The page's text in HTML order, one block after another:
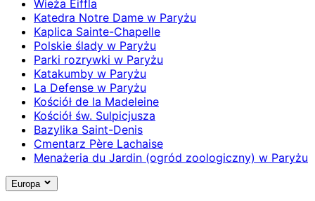
Wieża Eiffla
Katedra Notre Dame w Paryżu
Kaplica Sainte-Chapelle
Polskie ślady w Paryżu
Parki rozrywki w Paryżu
Katakumby w Paryżu
La Defense w Paryżu
Kościół de la Madeleine
Kościół św. Sulpicjusza
Bazylika Saint-Denis
Cmentarz Père Lachaise
Menażeria du Jardin (ogród zoologiczny) w Paryżu
Europa